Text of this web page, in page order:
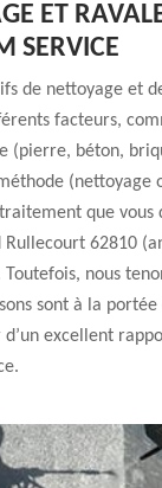
ET
SERVICE
de nettoyage et
facteurs,
(pierre, béton,
(nettoyage
que vous
62810
nous
sont à la
d’un excellent